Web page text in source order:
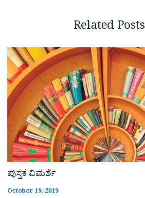
Related Posts
ಪುಸ್ತಕ ವಿಮರ್ಶೆ
October 19, 2019